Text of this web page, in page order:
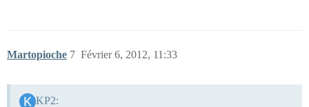
Martopioche Février 6, 2012, 11:33
7
KP2: